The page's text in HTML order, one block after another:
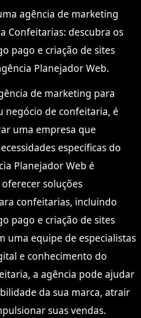
agência de marketing
Confeitarias: descubra os
pago e criação de sites
Planejador Web.
de marketing para
negócio de confeitaria, é
uma empresa que
específicas do
Planejador Web é
soluções
confeitarias, incluindo
pago e criação de sites
uma equipe de especialistas
e conhecimento do
a agência pode ajudar
da sua marca, atrair
suas vendas.